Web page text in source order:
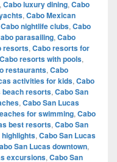
, Cabo luxury dining, Cabo
, Cabo Mexican
Cabo nightlife clubs, Cabo
parasailing, Cabo
resorts, Cabo resorts for
Cabo resorts with pools,
restaurants, Cabo
activities for kids, Cabo
beach resorts, Cabo San
, Cabo San Lucas
for swimming, Cabo
best resorts, Cabo San
, Cabo San Lucas
San Lucas downtown,
excursions, Cabo San